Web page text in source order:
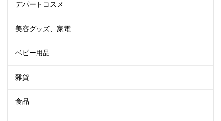
デパートコスメ
美容グッズ、家電
ベビー用品
雜貨
食品